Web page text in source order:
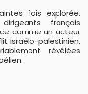
fois explorée.
français
comme un acteur
israélo-palestinien.
révélées